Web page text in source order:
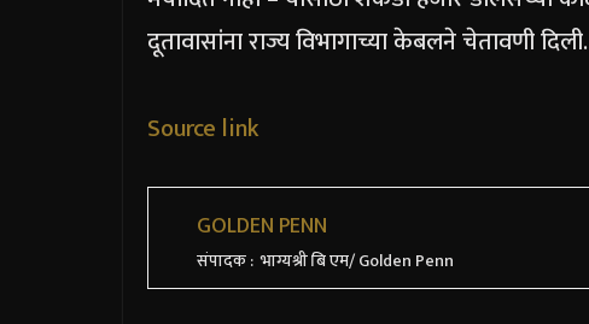
दूतावासांना राज्य विभागाच्या केबलने चेतावणी दिली.
Source link
GOLDEN PENN
संपादक : भाग्यश्री बि एम/ Golden Penn